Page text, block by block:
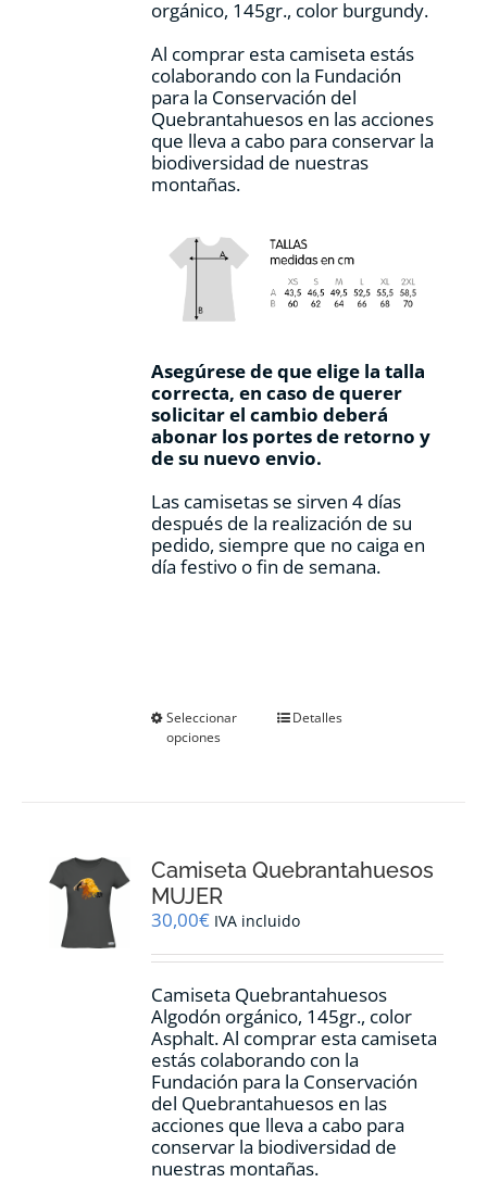
producto
orgánico, 145gr., color burgundy.
Al comprar esta camiseta estás
colaborando con la Fundación
para la Conservación del
Quebrantahuesos en las acciones
que lleva a cabo para conservar la
biodiversidad de nuestras
montañas.
Asegúrese de que elige la talla
correcta, en caso de querer
solicitar el cambio deberá
abonar los portes de retorno y
de su nuevo envio.
Las camisetas se sirven 4 días
después de la realización de su
pedido, siempre que no caiga en
día festivo o fin de semana.
Seleccionar
opciones
Este
se
elegir
la
de
producto
Detalles
Camiseta Quebrantahuesos
MUJER
30,00€ IVA incluido
Camiseta Quebrantahuesos
Algodón orgánico, 145gr., color
Asphalt. Al comprar esta camiseta
estás colaborando con la
Fundación para la Conservación
del Quebrantahuesos en las
acciones que lleva a cabo para
conservar la biodiversidad de
nuestras montañas.